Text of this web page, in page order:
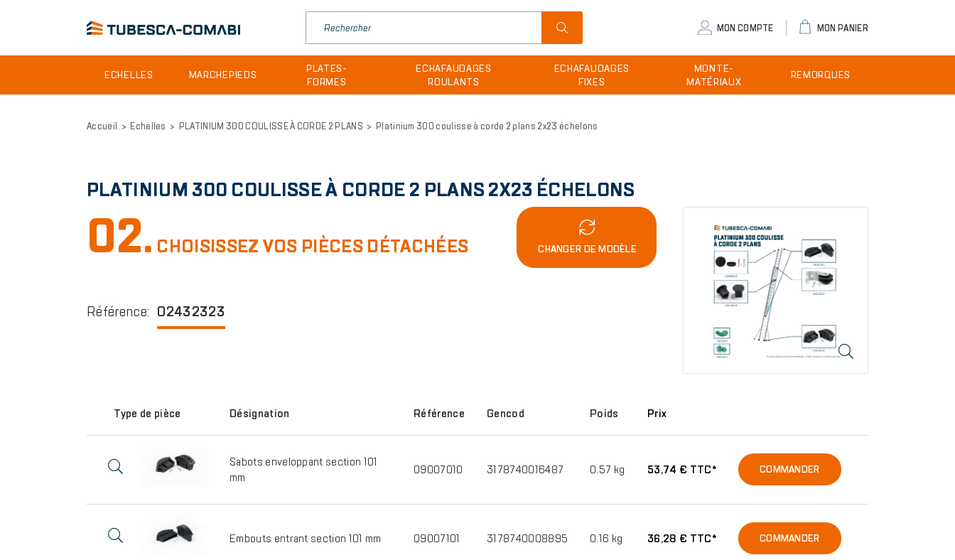
user
menu
MON COMPTE MON PANIER
site
ECHELLES MARCHEPIEDS
PLATES-
FORMES
ECHAFAUDAGES
ROULANTS
ECHAFAUDAGES
FIXES
MONTE-
MATÉRIAUX
REMORQUES
Accueil Echelles PLATINIUM 300 COULISSE À CORDE 2 PLANS Platinium 300 coulisse à corde 2 plans 2x23 échelons
PLATINIUM 300 COULISSE À CORDE 2 PLANS 2X23 ÉCHELONS
02. CHOISISSEZ VOS PIÈCES DÉTACHÉES CHANGER DE MODÈLE
Référence: 02432323
Type de pièce Désignation Référence Gencod Poids Prix
Sabots enveloppant section 101
mm
09007010 3178740016487 0.57 kg 53,74 € TTC* COMMANDER
Embouts entrant section 101 mm 09007101 3178740008895 0.16 kg 36,28 € TTC* COMMANDER